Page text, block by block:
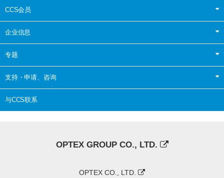
CCS会员
企业信息
专题
支持・申请、咨询
与CCS联系
OPTEX GROUP CO., LTD.
OPTEX CO., LTD.